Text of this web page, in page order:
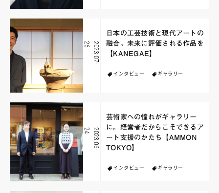
2
0
2
3
-
0
7
-
2
6
日本の工芸技術と現代アートの
融合。未来に評価される作品を
【KANEGAE】
インタビュー ギャラリー
2
0
2
3
-
0
6
-
2
4
芸術家への憧れがギャラリー
に。経営者だからこそできるア
ート支援のかたち【AMMON
TOKYO】
インタビュー ギャラリー